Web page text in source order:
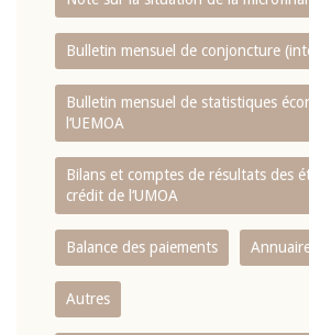
Bulletin mensuel de conjoncture
Bulletin mensuel de statistiques
l‘UEMOA
Bilans et comptes de résultats des
crédit de l‘UMOA
Balance des paiements
Autres